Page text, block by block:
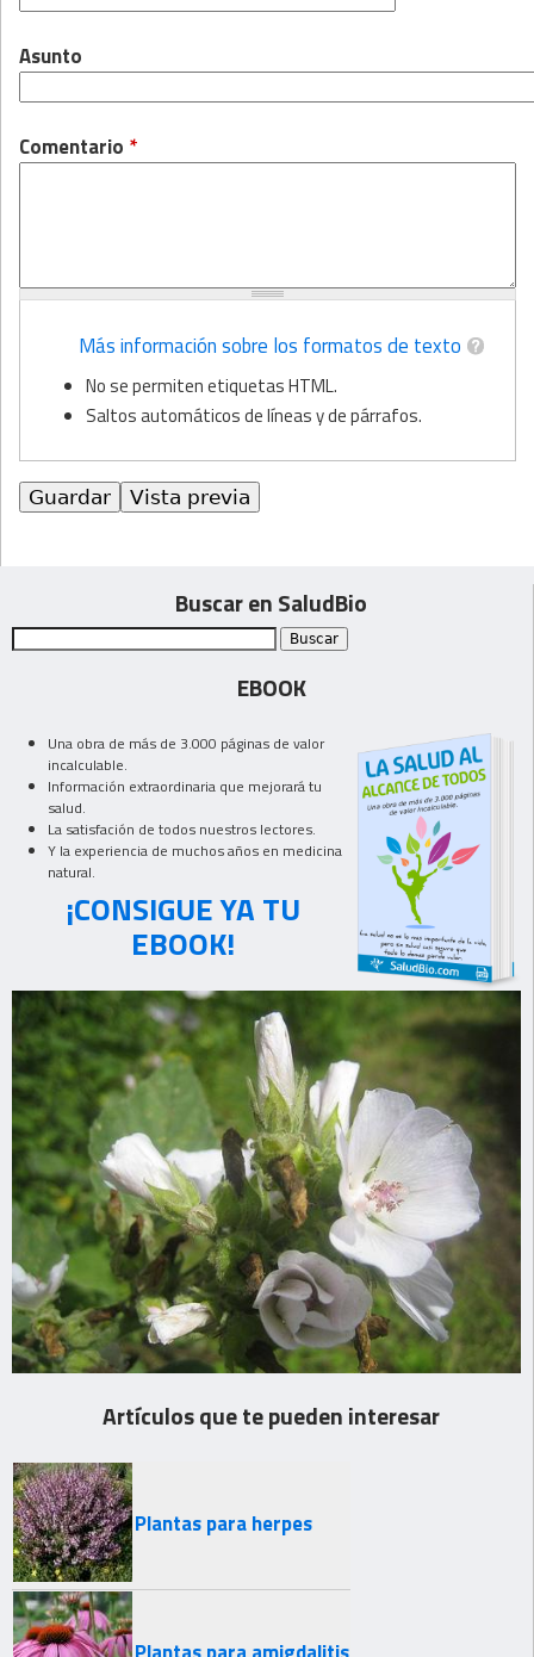
Asunto
Comentario *
Más información sobre los formatos de texto
No se permiten etiquetas HTML.
Saltos automáticos de líneas y de párrafos.
Buscar en SaludBio
EBOOK
Una obra de más de 3.000 páginas de valor
incalculable.
Información extraordinaria que mejorará tu
salud.
La satisfación de todos nuestros lectores.
Y la experiencia de muchos años en medicina
natural.
¡CONSIGUE YA TU
EBOOK!
Artículos que te pueden interesar
Plantas para herpes